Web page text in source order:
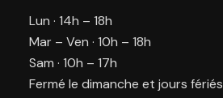
Lun · 14h – 18h
Mar – Ven · 10h – 18h
Sam · 10h – 17h
Fermé le dimanche et jours fériés